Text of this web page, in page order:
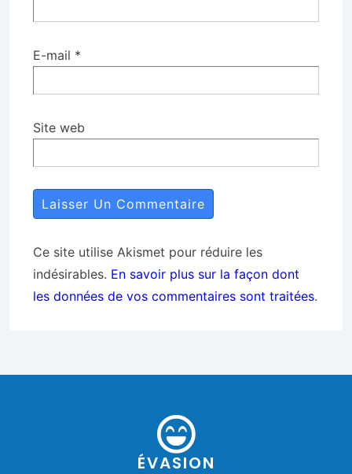
E-mail *
Site web
Ce site utilise Akismet pour réduire les
indésirables. En savoir plus sur la façon dont
les données de vos commentaires sont traitées.
ÉVASION